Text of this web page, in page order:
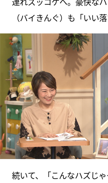
（バイきんぐ）も「いい
続いて、「こんなハズじ